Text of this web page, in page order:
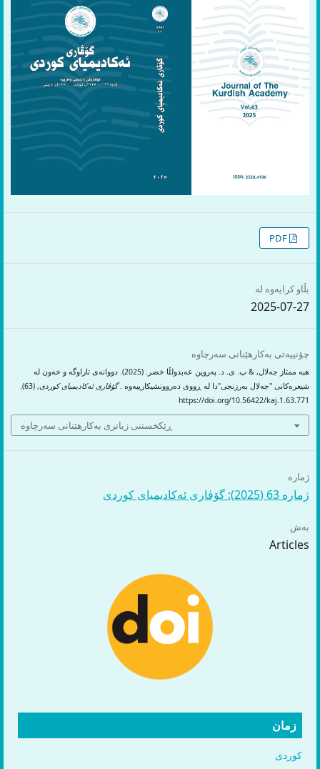
PDF
بڵاو کرایەوە لە
2025-07-27
چۆنییەتی بەکارهێنانی سەرچاوە
هبە ممتاز جەلال, & پ. ی. د. پەروین عەبدولڵا خضر. (2025). دووانەی تاراوگە و خەون لە
شیعرەکانی "جەلال بەرزنجی"دا لە ڕووی دەروونشیکارییەوە .گۆڤاری ئەکادیمیای کوردی
, (63).
https://doi.org/10.56422/kaj.1.63.771
ڕێکخستنی زیاتری بەکارهێنانی سەرچاوە
ژمارە
ژمارە 63 (2025): گۆڤاری ئەكادیمیای كوردی
بەش
Articles
زمان
کوردی